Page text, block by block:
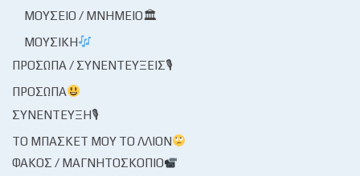
ΜΟΥΣΕΊΟ / ΜΝΗΜΕΊΟ🏛
ΜΟΥΣΙΚΉ
ΠΡΌΣΩΠΑ / ΣΥΝΕΝΤΕΎΞΕΙΣ🎙
ΠΡΌΣΩΠΑ
ΣΥΝΈΝΤΕΥΞΗ🎙
ΤΟ ΜΠΆΣΚΕΤ ΜΟΥ ΤΟ ΛΛΊΟΝ
ΦΑΚΌΣ / ΜΑΓΝΗΤΟΣΚΌΠΙΟ